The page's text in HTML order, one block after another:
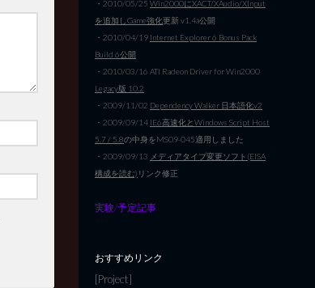
・2010/05/25 Win2000にXACT/XAudio/XInput
を追加しGame強化更新 v1.4a公開
・2010/04/19 Internet Explorer 6 Bonus Pack
Build 6公開
・2010/03/16 ATI Radeon Driver for Win2000
Legacy版 10.2
・2009/11/02 Dependency Walker 日本語化v2
・2009/09/14 IE6高速化とWindows Script Host
5.7 / 5.8の中身をMS09-045適用しました
・2009/09/13 メディアタイプ変更ソフト(EISA
構成を読む) リンク修正
実験/予定記事
おすすめリンク
[Project]